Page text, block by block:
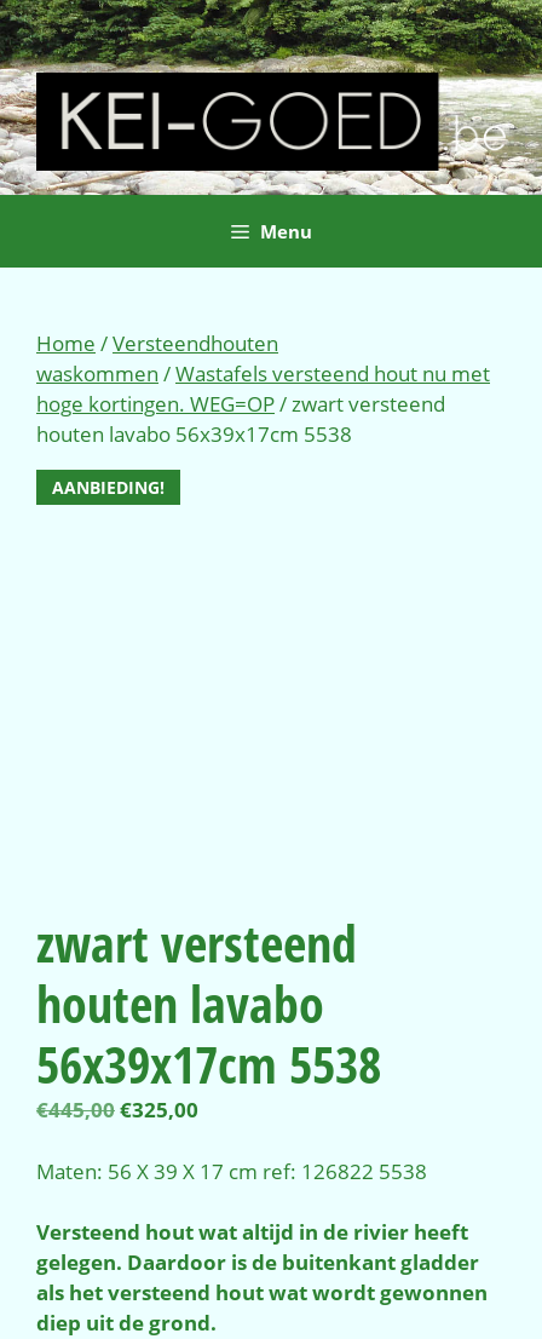
Ga
naar
de
inhoud
Menu
Home /Versteendhouten
waskommen /Wastafels versteend hout nu met
hoge kortingen. WEG=OP/ zwart versteend
houten lavabo 56x39x17cm 5538
AANBIEDING!
zwart versteend
houten lavabo
56x39x17cm 5538
€445,00Oorspronkelijke
was:
€325,00
is:
Maten: 56 X 39 X 17 cm ref: 126822 5538
Versteend hout wat altijd in de rivier heeft
gelegen. Daardoor is de buitenkant gladder
als het versteend hout wat wordt gewonnen
diep uit de grond.